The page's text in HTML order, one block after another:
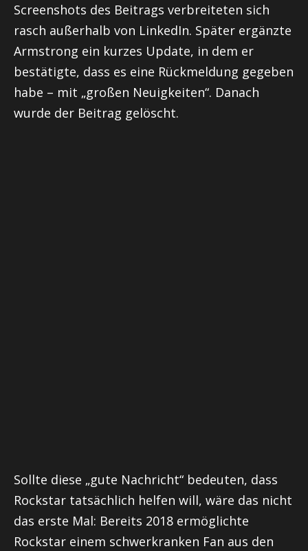
Screenshots des Beitrags verbreiteten sich
rasch außerhalb von LinkedIn. Später ergänzte
Armstrong ein kurzes Update, in dem er
bestätigte, dass es eine Rückmeldung gegeben
habe – mit „großen Neuigkeiten“. Danach
wurde der Beitrag gelöscht.
Sollte diese „gute Nachricht“ bedeuten, dass
Rockstar tatsächlich helfen will, wäre das nicht
das erste Mal: Bereits 2018 ermöglichte
Rockstar einem schwerkranken Fan aus den